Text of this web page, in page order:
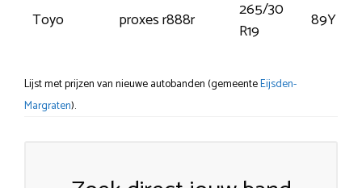
Toyo proxes r888r
265/30
R19
89Y
Lijst met prijzen van nieuwe autobanden (gemeenteEijsden-
Margraten).